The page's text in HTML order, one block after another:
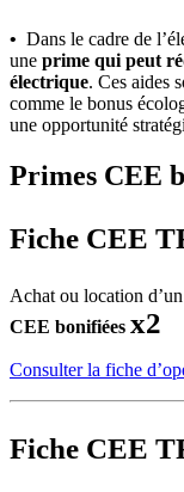
• Dans le cadre de
une prime qui peut
électrique. Ces aides
comme le bonus
une opportunité
Primes CEE
Fiche CEE
Achat ou location
CEE bonifiées x2
Consulter la fiche
Fiche CEE